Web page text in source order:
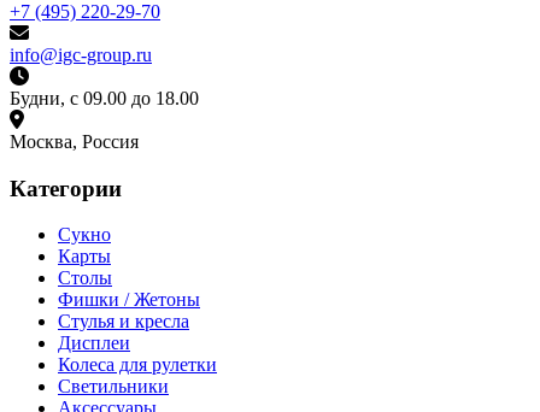
+7 (495) 220-29-70
info@igc-group.ru
Будни, с 09.00 до 18.00
Москва, Россия
Категории
Сукно
Карты
Столы
Фишки / Жетоны
Стулья и кресла
Дисплеи
Колеса для рулетки
Светильники